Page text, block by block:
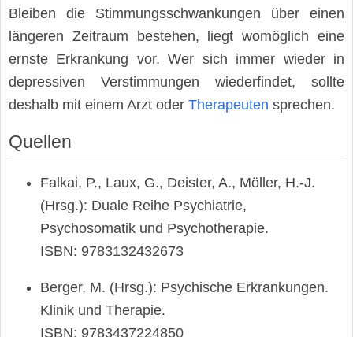
Bleiben die Stimmungsschwankungen über einen
längeren Zeitraum bestehen, liegt womöglich eine
ernste Erkrankung vor. Wer sich immer wieder in
depressiven Verstimmungen wiederfindet, sollte
deshalb mit einem Arzt oder Therapeuten sprechen.
Quellen
Falkai, P., Laux, G., Deister, A., Möller, H.-J.
(Hrsg.): Duale Reihe Psychiatrie,
Psychosomatik und Psychotherapie.
ISBN: 9783132432673
Berger, M. (Hrsg.): Psychische Erkrankungen.
Klinik und Therapie.
ISBN: 9783437224850